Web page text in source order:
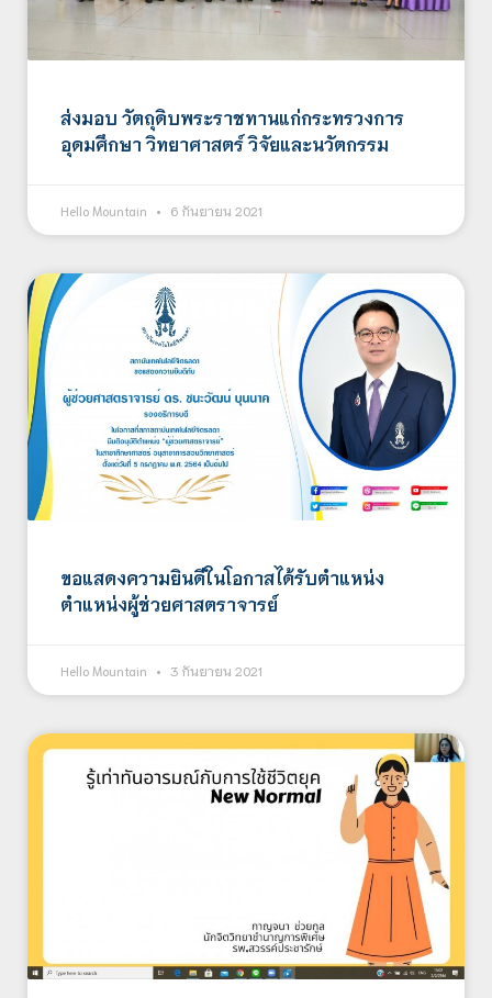
ส่งมอบ วัตถุดิบพระราชทานแก่กระทรวงการ
อุดมศึกษา วิทยาศาสตร์ วิจัยและนวัตกรรม
Hello Mountain 6 กันยายน 2021
ขอแสดงความยินดีในโอกาสได้รับตำแหน่ง
ตำแหน่งผู้ช่วยศาสตราจารย์
Hello Mountain 3 กันยายน 2021